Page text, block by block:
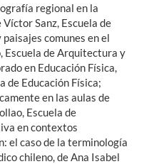
regional en la
Sanz, Escuela de
comunes en el
Escuela de Arquitectura y
en Educación Física,
de Educación Física;
en las aulas de
Escuela de
en contextos
el caso de la terminología
chileno, de Ana Isabel